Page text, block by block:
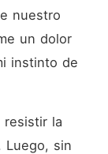
nuestro
un dolor
instinto de
resistir la
Luego, sin